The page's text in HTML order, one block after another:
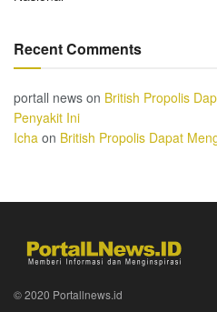
Recent Comments
portall news on British Propolis
Penyakit Ini
Icha on British Propolis Dapat
© 2020 Portallnews.id